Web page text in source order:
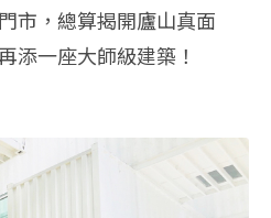
市，總算揭開廬山真面
添一座大師級建築！